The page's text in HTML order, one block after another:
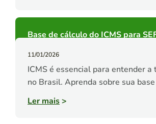
Base de cálculo do ICMS para
11/01/2026
ICMS é essencial para entender a
no Brasil. Aprenda sobre sua
Ler mais>